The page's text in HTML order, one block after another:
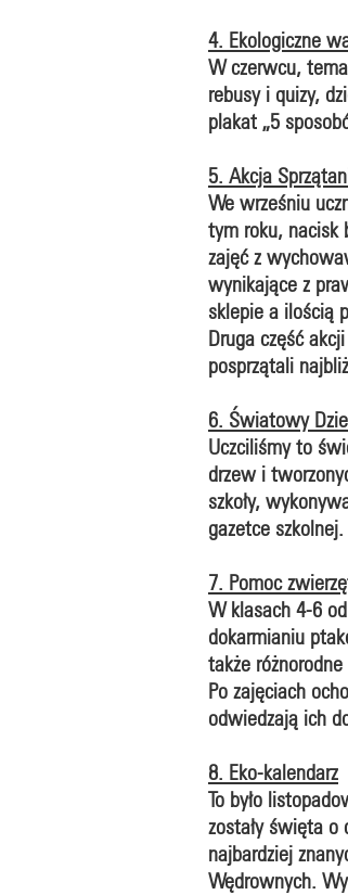
4. Ekologiczne
W czerwcu,
rebusy i quizy,
plakat „5
5. Akcja
We wrześniu
tym roku, nacisk
zajęć z
wynikające z
sklepie a ilością
Druga część
posprzątali
6. Światowy
Uczciliśmy to
drzew i
szkoły,
gazetce szkolnej.
7. Pomoc
W klasach 4-6
dokarmianiu
także
Po zajęciach
odwiedzają ich
8. Eko-kalendarz
To było
zostały święta o
najbardziej
Wędrownych.